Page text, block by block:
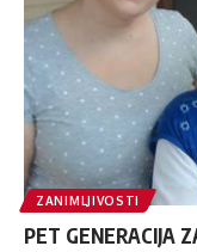
ZANIMLJIVOSTI
PET GENERACIJA